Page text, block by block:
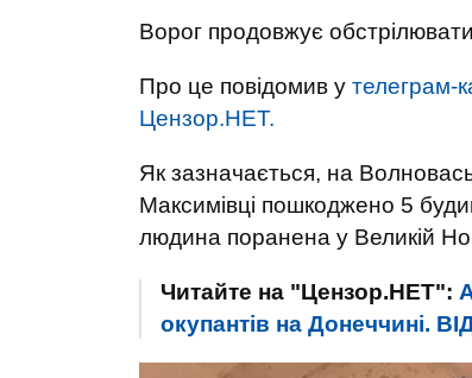
Ворог продовжує
Про це повідомив у телеграм-
Цензор.НЕТ.
Як зазначається, на
Максимівці пошкоджено 5
людина поранена у Великій
Читайте на "Цензор.НЕТ":
окупантів на Донеччині.